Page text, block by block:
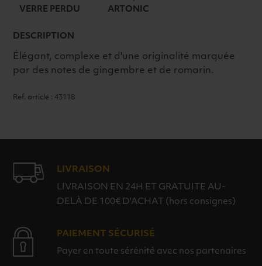
ALE
VERRE PERDU ARTONIC
DESCRIPTION
Élégant, complexe et d'une originalité marquée
par des notes de gingembre et de romarin.
Ref. article : 43118
LIVRAISON
LIVRAISON EN 24H ET GRATUITE AU-
DELÀ DE 100€ D'ACHAT (hors consignes)
PAIEMENT SÉCURISÉ
Payer en toute sérénité avec nos partenaires